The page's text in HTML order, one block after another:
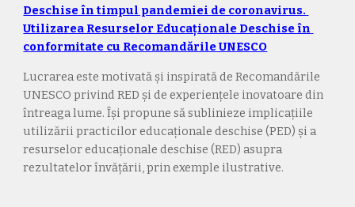
Deschise în timpul pandemiei de coronavirus.
Utilizarea Resurselor Educaționale Deschise în
conformitate cu Recomandările UNESCO
Lucrarea este motivată și inspirată de Recomandările
UNESCO privind RED și de experiențele inovatoare din
întreaga lume. Își propune să sublinieze implicațiile
utilizării practicilor educaționale deschise (PED) și a
resurselor educaționale deschise (RED) asupra
rezultatelor învățării, prin exemple ilustrative.